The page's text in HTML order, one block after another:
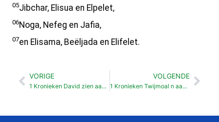
05Jibchar, Elisua en Elpelet,
06Noga, Nefeg en Jafia,
07en Elisama, Beëljada en Elifelet.
Vorige
VORIGE
1 Kronieken David zien aanhang (12: 1-41)
VOLGENDE
1 Kronieken Twijmoal n aanvaal van de Filistijnen ofsloagen (14: 8-17)